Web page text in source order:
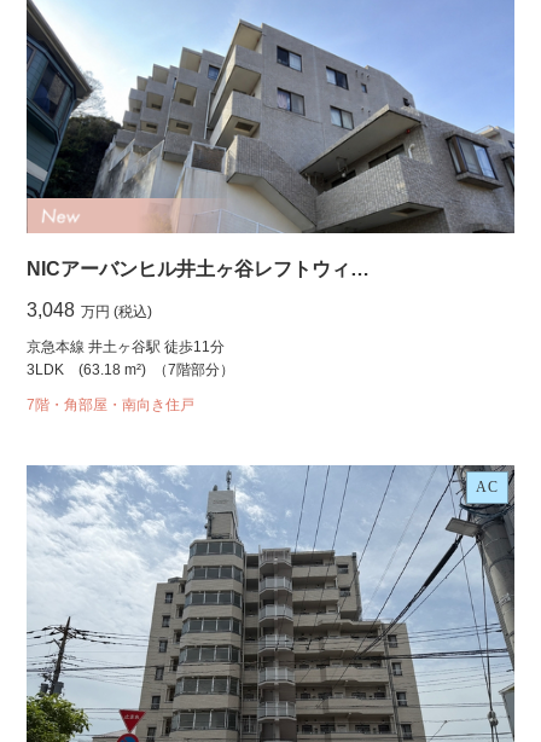
NICアーバンヒル井土ヶ谷レフトウィ…
3,048 万円 (税込)
京急本線 井土ヶ谷駅 徒歩11分
3LDK
(63.18 m²) （7階部分）
7階・角部屋・南向き住戸
AC